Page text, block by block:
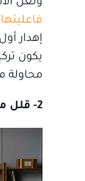
ولعل
إهدار
يكون
محاولة
2- قلل مصادر الإلهاء من حولك